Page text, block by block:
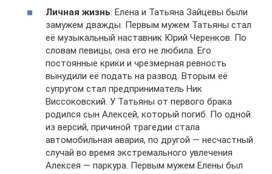
Личная жизнь . Елена и Татьяна Зайцевы были
замужем дважды. Первым мужем Татьяны стал
её музыкальный наставник Юрий Черенков. По
словам певицы, она его не любила. Его
постоянные крики и чрезмерная ревность
вынудили её подать на развод. Вторым её
супругом стал предприниматель Ник
Виссоковский. У Татьяны от первого брака
родился сын Алексей, который погиб. По одной
из версий, причиной трагедии стала
автомобильная авария, по другой — несчастный
случай во время экстремального увлечения
Алексея — паркура. Первым мужем Елены был